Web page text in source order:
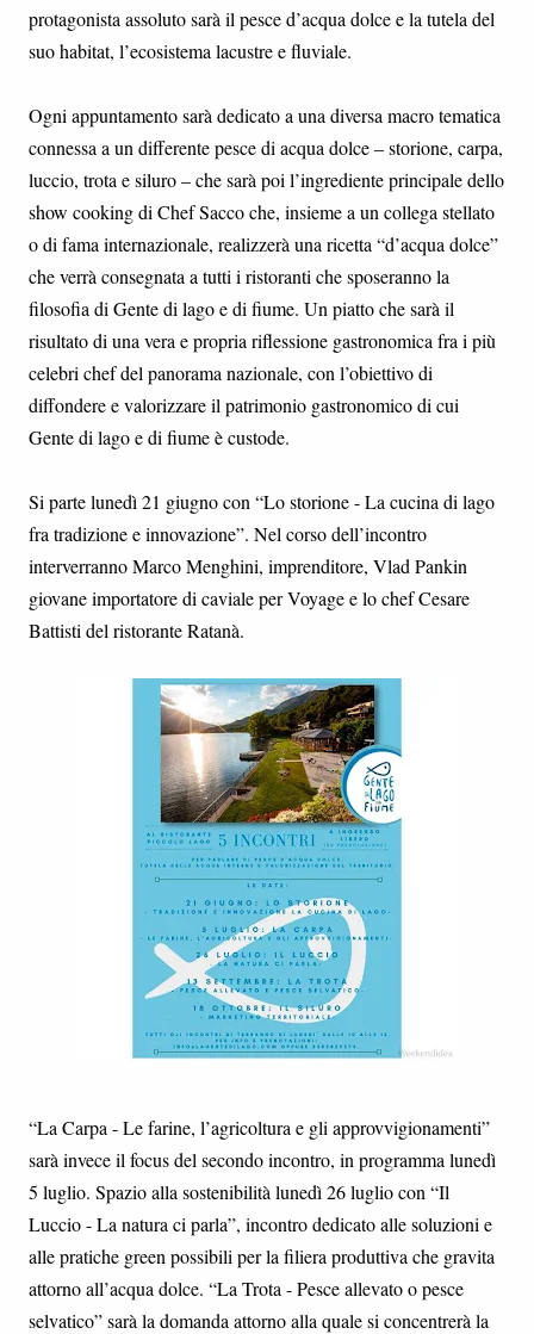
protagonista assoluto sarà il pesce d’acqua dolce e la tutela del
suo habitat, l’ecosistema lacustre e fluviale.
Ogni appuntamento sarà dedicato a una diversa macro tematica
connessa a un differente pesce di acqua dolce – storione, carpa,
luccio, trota e siluro – che sarà poi l’ingrediente principale dello
show cooking di Chef Sacco che, insieme a un collega stellato
o di fama internazionale, realizzerà una ricetta “d’acqua dolce”
che verrà consegnata a tutti i ristoranti che sposeranno la
filosofia di Gente di lago e di fiume. Un piatto che sarà il
risultato di una vera e propria riflessione gastronomica fra i più
celebri chef del panorama nazionale, con l’obiettivo di
diffondere e valorizzare il patrimonio gastronomico di cui
Gente di lago e di fiume è custode.
Si parte lunedì 21 giugno con “Lo storione - La cucina di lago
fra tradizione e innovazione”. Nel corso dell’incontro
interverranno Marco Menghini, imprenditore, Vlad Pankin
giovane importatore di caviale per Voyage e lo chef Cesare
Battisti del ristorante Ratanà.
“La Carpa - Le farine, l’agricoltura e gli approvvigionamenti”
sarà invece il focus del secondo incontro, in programma lunedì
5 luglio. Spazio alla sostenibilità lunedì 26 luglio con “Il
Luccio - La natura ci parla”, incontro dedicato alle soluzioni e
alle pratiche green possibili per la filiera produttiva che gravita
attorno all’acqua dolce. “La Trota - Pesce allevato o pesce
selvatico” sarà la domanda attorno alla quale si concentrerà la